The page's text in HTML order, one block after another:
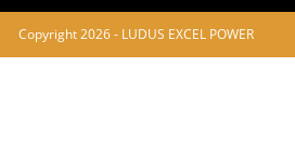
Copyright 2026 - LUDUS EXCEL POWER